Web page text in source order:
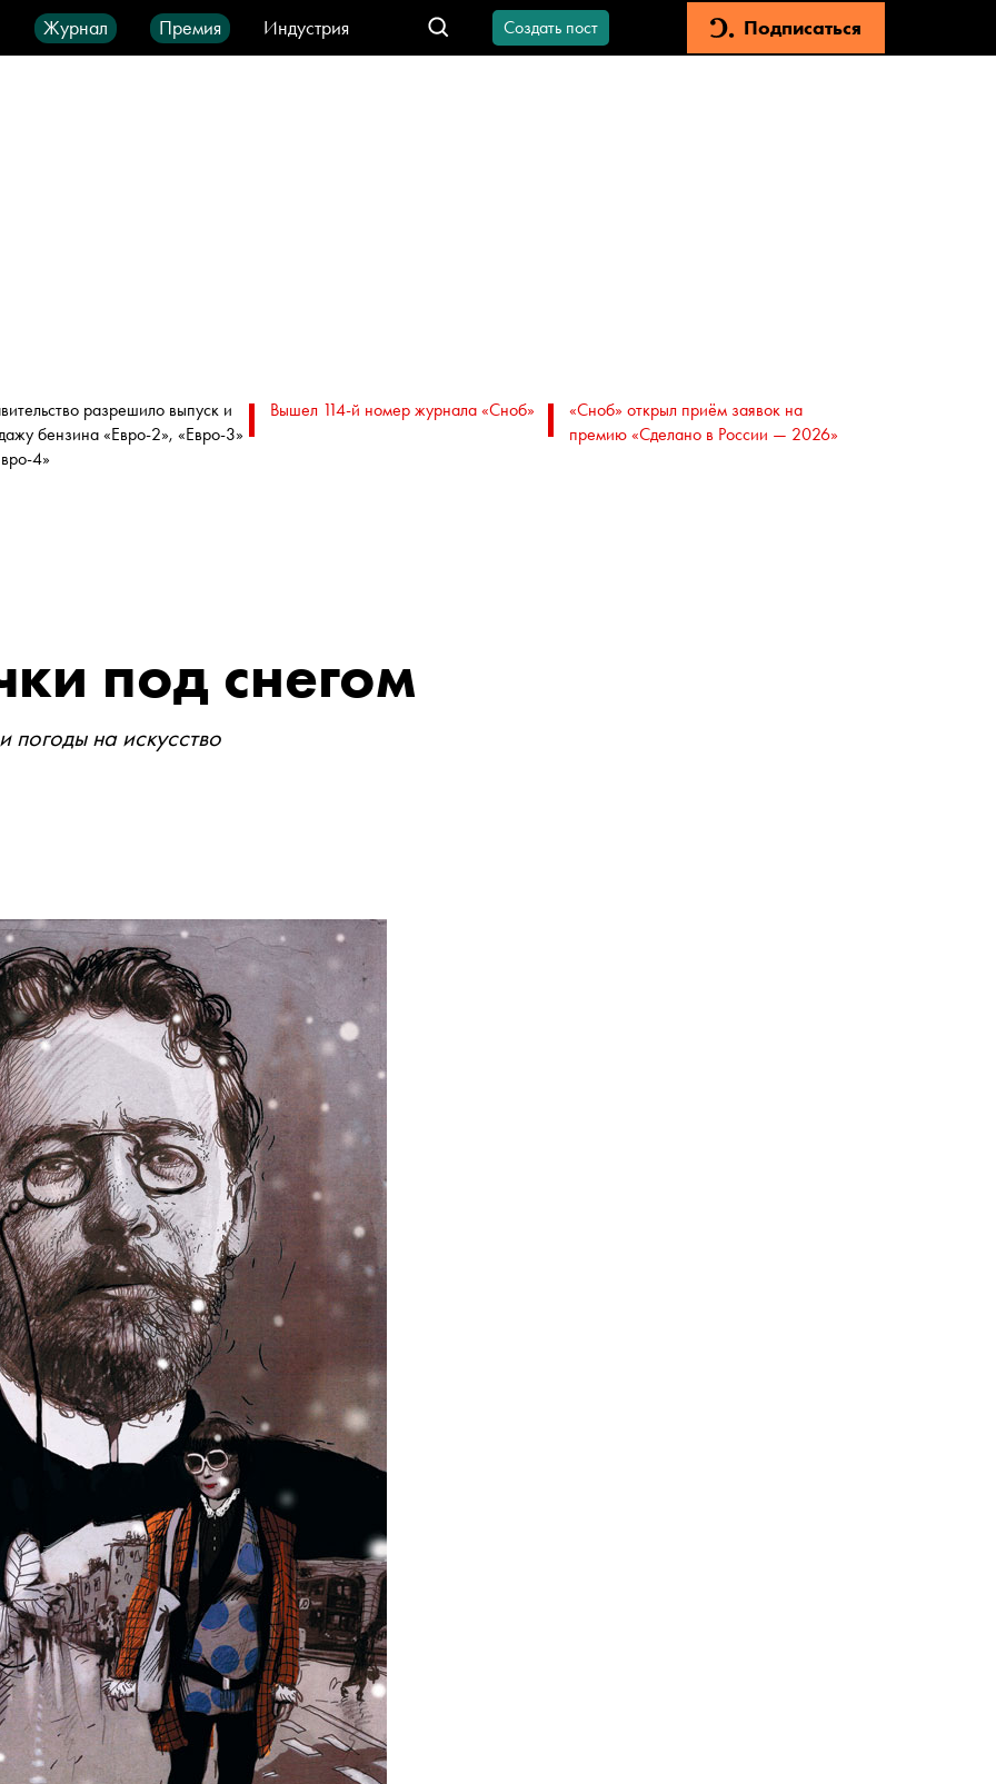
Журнал Премия
Индустрия
Город IT-продукты
Создать пост Подписаться
разрешило выпуск и
бензина «Евро-2», «Евро-3»
4»
Вышел 114-й номер журнала «Сноб»
«Сноб» открыл приём заявок на
премию «Сделано в России — 2026»
под снегом
погоды на искусство